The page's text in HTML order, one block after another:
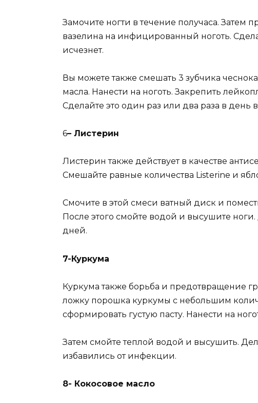
Замочите ногти в течение получаса. Затем
вазелина на инфицированный ноготь.
исчезнет.
Вы можете также смешать 3 зубчика
масла. Нанести на ноготь. Закрепить
Сделайте это один раз или два раза в день
6– Листерин
Листерин также действует в качестве
Смешайте равные количества Listerine и
Смочите в этой смеси ватный диск и
После этого смойте водой и высушите
дней.
7-Куркума
Куркума также борьба и предотвращение
ложку порошка куркумы с небольшим
сформировать густую пасту. Нанести на
Затем смойте теплой водой и высушить.
избавились от инфекции.
8- Кокосовое масло